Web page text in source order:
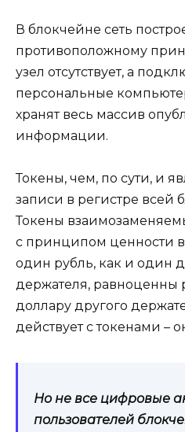
В блокчейне сеть
противоположному
узел отсутствует, а
персональные
хранят весь массив
информации.
Токены, чем, по сути, и
записи в регистре всей
Токены
с принципом ценности
один рубль, как и один
держателя,
доллару другого
действует с токенами –
Но не все цифровые
пользователей